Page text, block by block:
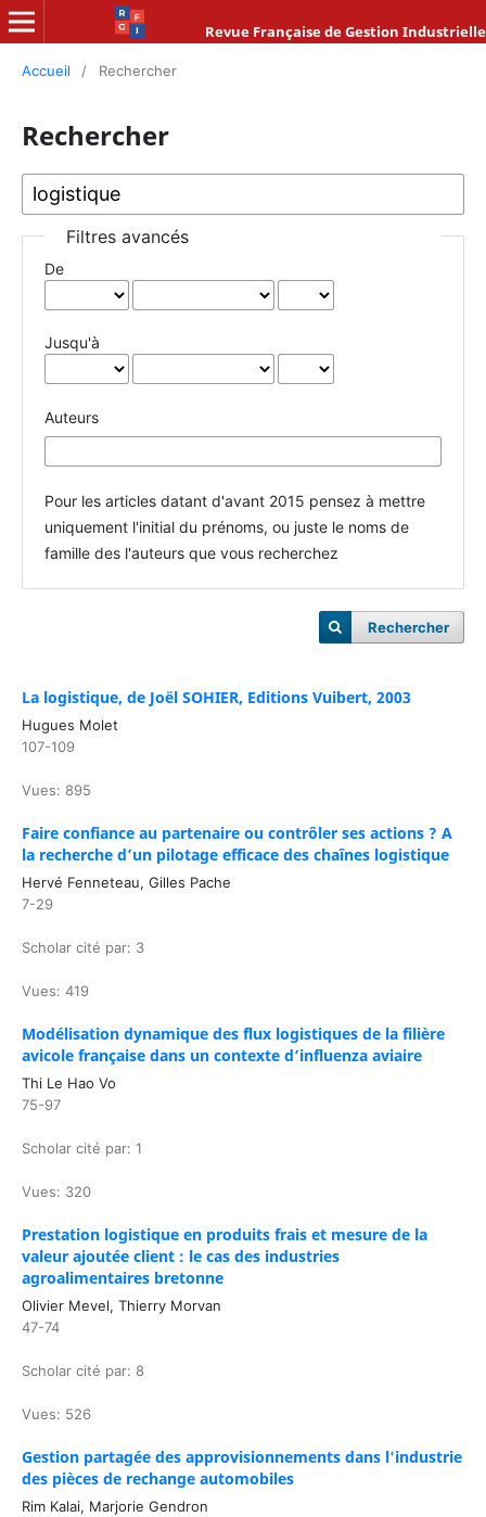
Revue Française de Gestion Industrielle
Accueil / Rechercher
Rechercher
Filtres avancés
De
Jusqu'à
Auteurs
Pour les articles datant d'avant 2015 pensez à mettre
uniquement l'initial du prénoms, ou juste le noms de
famille des l'auteurs que vous recherchez
Rechercher
La logistique, de Joël SOHIER, Editions Vuibert, 2003
Hugues Molet
107-109
Vues: 895
Faire confiance au partenaire ou contrôler ses actions ? A
la recherche d’un pilotage efficace des chaînes logistique
Hervé Fenneteau, Gilles Pache
7-29
Scholar cité par: 3
Vues: 419
Modélisation dynamique des flux logistiques de la filière
avicole française dans un contexte d’influenza aviaire
Thi Le Hao Vo
75-97
Scholar cité par: 1
Vues: 320
Prestation logistique en produits frais et mesure de la
valeur ajoutée client : le cas des industries
agroalimentaires bretonne
Olivier Mevel, Thierry Morvan
47-74
Scholar cité par: 8
Vues: 526
Gestion partagée des approvisionnements dans l'industrie
des pièces de rechange automobiles
Rim Kalai, Marjorie Gendron